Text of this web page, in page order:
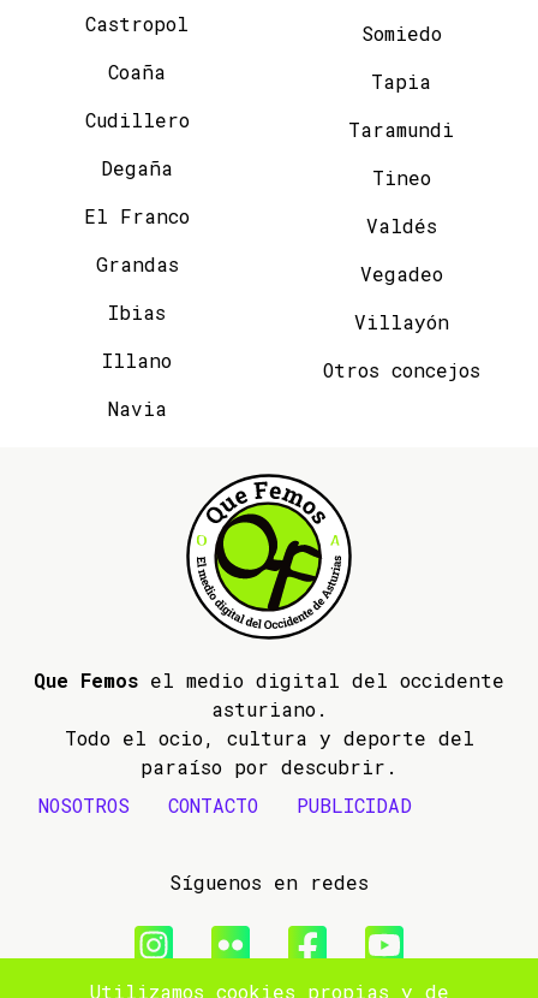
Castropol
Coaña
Cudillero
Degaña
El Franco
Grandas
Ibias
Illano
Navia
Somiedo
Tapia
Taramundi
Tineo
Valdés
Vegadeo
Villayón
Otros concejos
Que Femos el medio digital del occidente
asturiano.
Todo el ocio, cultura y deporte del
paraíso por descubrir.
NOSOTROS
CONTACTO PUBLICIDAD
Síguenos en redes
Utilizamos cookies propias y de